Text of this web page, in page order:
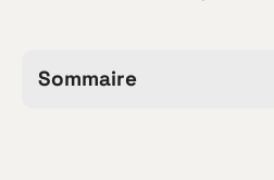
Sommaire